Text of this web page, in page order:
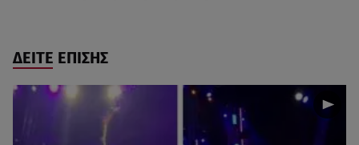
ΔΕΙΤΕ ΕΠΙΣΗΣ